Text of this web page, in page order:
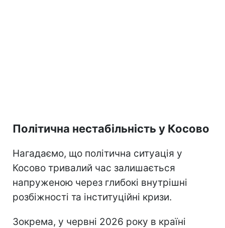
Політична нестабільність у Косово
Нагадаємо, що політична ситуація у
Косово тривалий час залишається
напруженою через глибокі внутрішні
розбіжності та інституційні кризи.
Зокрема, у червні 2026 року в країні